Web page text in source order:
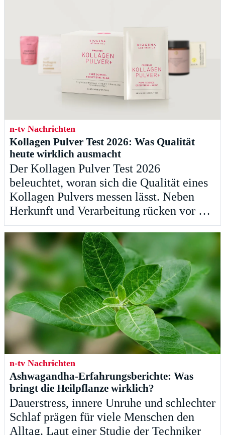
n-tv Nachrichten
Kollagen Pulver Test 2026: Was Qualität
heute wirklich ausmacht
Der Kollagen Pulver Test 2026
beleuchtet, woran sich die Qualität eines
Kollagen Pulvers messen lässt. Neben
Herkunft und Verarbeitung rücken vor …
n-tv Nachrichten
Ashwagandha-Erfahrungsberichte: Was
bringt die Heilpflanze wirklich?
Dauerstress, innere Unruhe und schlechter
Schlaf prägen für viele Menschen den
Alltag. Laut einer Studie der Techniker